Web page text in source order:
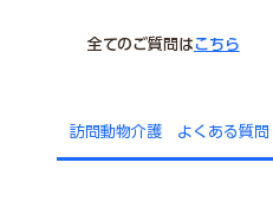
​​全てのご質問はこちら
訪問動物介護 よくある質問